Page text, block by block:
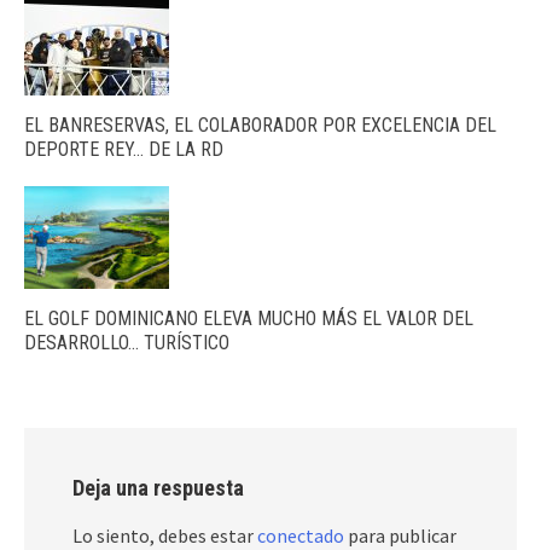
EL BANRESERVAS, EL COLABORADOR POR EXCELENCIA DEL
DEPORTE REY… DE LA RD
EL GOLF DOMINICANO ELEVA MUCHO MÁS EL VALOR DEL
DESARROLLO… TURÍSTICO
Deja una respuesta
Lo siento, debes estarconectado para publicar